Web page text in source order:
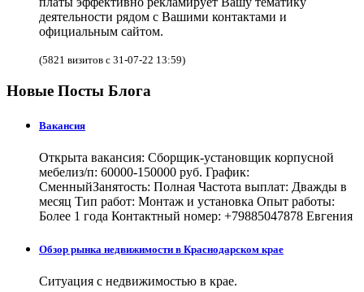
деятельности рядом с Вашими контактами и
официальным сайтом.
(5821 визитов с 31-07-22 13:59)
Новые Посты Блога
Вакансия
Открыта вакансия: Сборщик-установщик корпусной
мебелиз/п: 60000-150000 руб. График:
СменныйЗанятость: Полная Частота выплат: Дважды в
месяц Тип работ: Монтаж и установка Опыт работы:
Более 1 года Контактный номер: +79885047878 Евгения
Обзор рынка недвижимости в Краснодарском крае
Ситуация с недвижимостью в крае.